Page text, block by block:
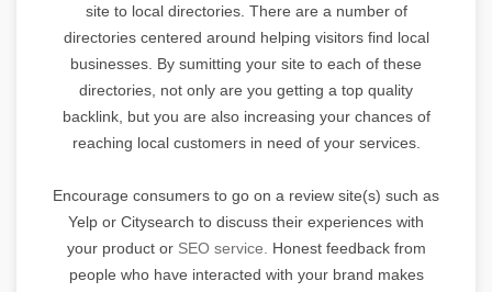
site to local directories. There are a number of
directories centered around helping visitors find local
businesses. By sumitting your site to each of these
directories, not only are you getting a top quality
backlink, but you are also increasing your chances of
reaching local customers in need of your services.
Encourage consumers to go on a review site(s) such as
Yelp or Citysearch to discuss their experiences with
your product or SEO service.
Honest feedback from
people who have interacted with your brand makes